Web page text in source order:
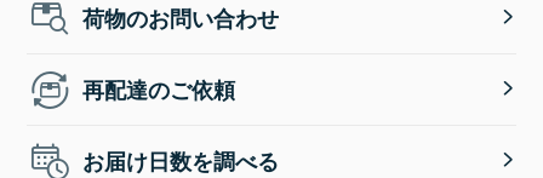
荷物のお問い合わせ
再配達のご依頼
お届け日数を調べる